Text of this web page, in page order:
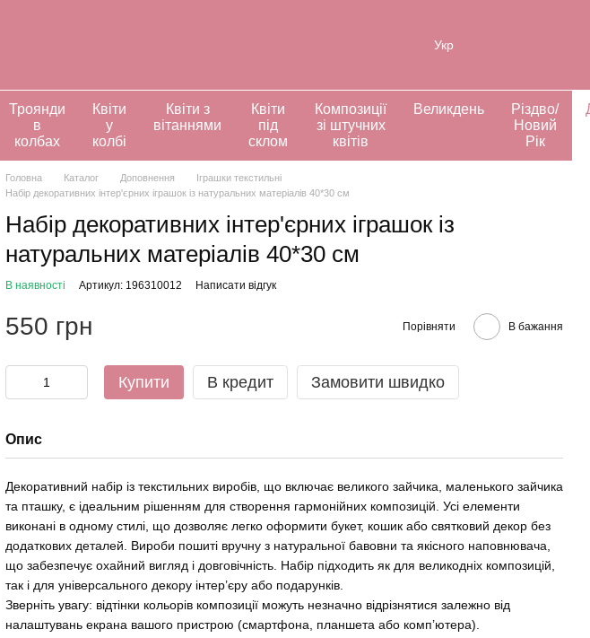
Укр
Троянди
в
колбах
Квіти
у
колбі
Квіти з
вітаннями
Квіти
під
склом
Композиції
зі штучних
квітів
Великдень
Різдво/
Новий
Рік
Головна Каталог Доповнення
Іграшки текстильні
Набір декоративних інтер'єрних іграшок із натуральних матеріалів 40*30 см
Набір декоративних інтер'єрних іграшок із
натуральних матеріалів 40*30 см
В наявності Артикул: 196310012 Написати відгук
550 грн Порівняти В бажання
Купити В кредит Замовити швидко
Опис
Декоративний набір із текстильних виробів, що включає великого зайчика, маленького зайчика
та пташку, є ідеальним рішенням для створення гармонійних композицій. Усі елементи
виконані в одному стилі, що дозволяє легко оформити букет, кошик або святковий декор без
додаткових деталей. Вироби пошиті вручну з натуральної бавовни та якісного наповнювача,
що забезпечує охайний вигляд і довговічність. Набір підходить як для великодніх композицій,
так і для універсального декору інтер’єру або подарунків.
Зверніть увагу: відтінки кольорів композиції можуть незначно відрізнятися залежно від
налаштувань екрана вашого пристрою (смартфона, планшета або комп’ютера).